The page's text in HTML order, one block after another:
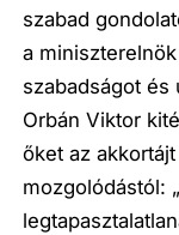
szabad
a
szabadságot és
Orbán Viktor
őket az
mozgolódástól: